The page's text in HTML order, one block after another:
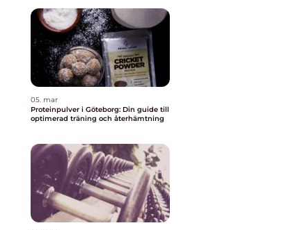
05. mar
Proteinpulver i Göteborg: Din guide till
optimerad träning och återhämtning